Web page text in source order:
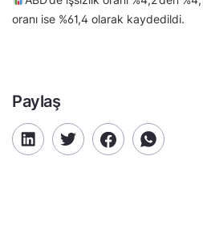
oranı ise %61,4 olarak kaydedildi.
Paylaş